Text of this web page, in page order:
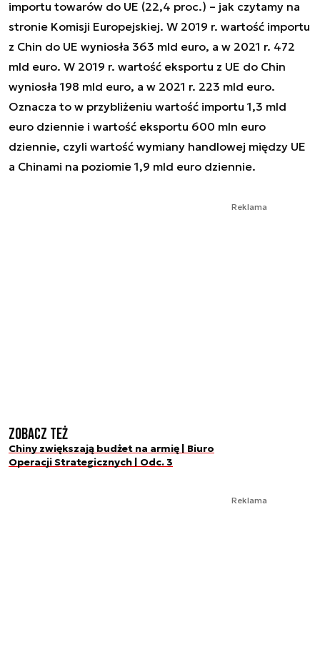
importu towarów do UE (22,4 proc.) – jak czytamy na
stronie Komisji Europejskiej. W 2019 r. wartość importu
z Chin do UE wyniosła 363 mld euro, a w 2021 r. 472
mld euro. W 2019 r. wartość eksportu z UE do Chin
wyniosła 198 mld euro, a w 2021 r. 223 mld euro.
Oznacza to w przybliżeniu wartość importu 1,3 mld
euro dziennie i wartość eksportu 600 mln euro
dziennie, czyli wartość wymiany handlowej między UE
a Chinami na poziomie 1,9 mld euro dziennie.
Reklama
Zobacz też
Chiny zwiększają budżet na armię | Biuro
Operacji Strategicznych | Odc. 3
Reklama